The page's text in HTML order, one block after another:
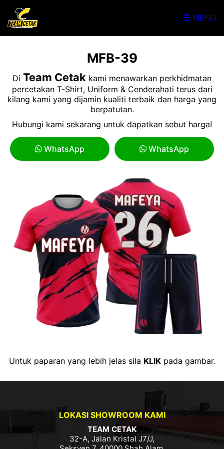
MENU
MFB-39
Di Team Cetak kami menawarkan perkhidmatan
percetakan T-Shirt, Uniform & Cenderahati terus dari
kilang kami yang dijamin kualiti terbaik dan harga yang
berpatutan.
Hubungi kami sekarang untuk dapatkan sebut harga!
WhatsApp WhatsApp
Untuk paparan yang lebih jelas sila KLIKpada gambar.
LOKASI SHOWROOM KAMI
TEAM CETAK
32-A, Jalan Kristal J7/J,